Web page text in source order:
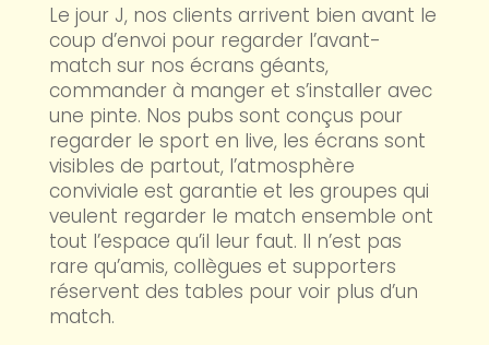
Le jour J, nos clients arrivent bien avant le
coup d’envoi pour regarder l’avant-
match sur nos écrans géants,
commander à manger et s’installer avec
une pinte. Nos pubs sont conçus pour
regarder le sport en live, les écrans sont
visibles de partout, l’atmosphère
conviviale est garantie et les groupes qui
veulent regarder le match ensemble ont
tout l’espace qu’il leur faut. Il n’est pas
rare qu’amis, collègues et supporters
réservent des tables pour voir plus d’un
match.